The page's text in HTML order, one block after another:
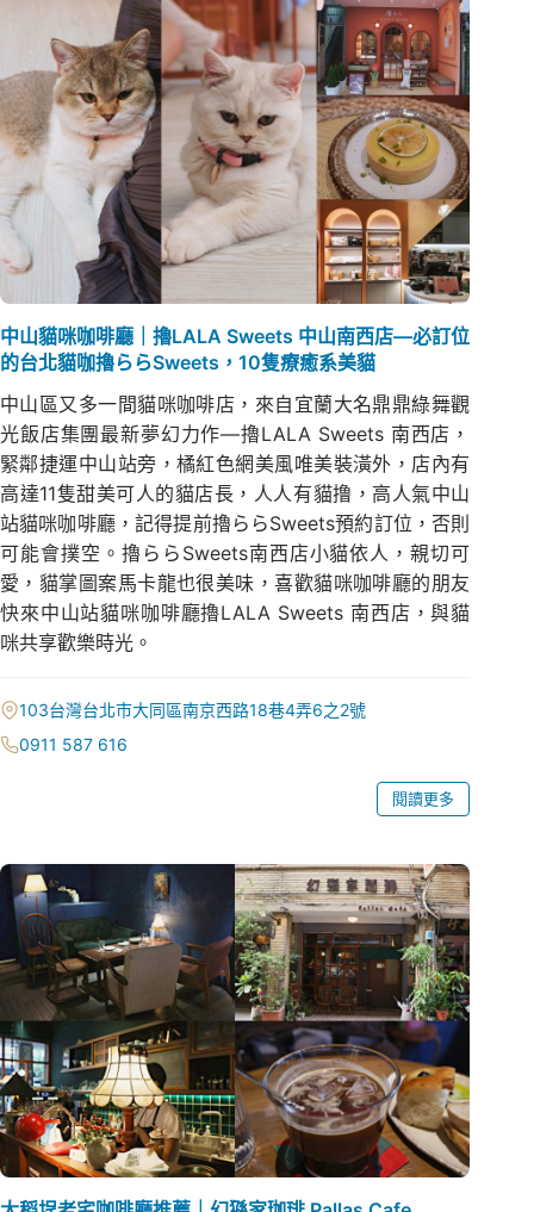
中山貓咪咖啡廳｜擼LALA Sweets 中山南西店—必訂位
的台北貓咖擼ららSweets，10隻療癒系美貓
中山區又多一間貓咪咖啡店，來自宜蘭大名鼎鼎綠舞觀
光飯店集團最新夢幻力作—擼LALA Sweets 南西店，
緊鄰捷運中山站旁，橘紅色網美風唯美裝潢外，店內有
高達11隻甜美可人的貓店長，人人有貓撸，高人氣中山
站貓咪咖啡廳，記得提前擼ららSweets預約訂位，否則
可能會撲空。擼ららSweets南西店小貓依人，親切可
愛，貓掌圖案馬卡龍也很美味，喜歡貓咪咖啡廳的朋友
快來中山站貓咪咖啡廳擼LALA Sweets 南西店，與貓
咪共享歡樂時光。
103台灣台北市大同區南京西路18巷4弄6之2號
0911 587 616
閱讀更多